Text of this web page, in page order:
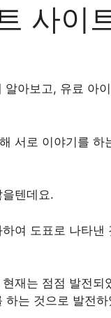
사이
아보고, 유료 아
서로 이야기를 하
텐데요.
여 도표로 나타
재는 점점 발전되
는 것으로 발전하